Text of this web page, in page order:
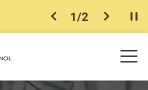
上一个
1/2 下一个开
目